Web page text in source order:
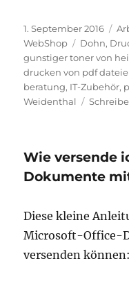
Veröffentlicht
am
1. September 2016
WebShop
Dohn,
gunstiger toner von
drucken von pdf
beratung, IT-Zubehör,
Weidenthal
Wie versende
Dokumente
Diese kleine
Microsoft-Office-
versenden können: